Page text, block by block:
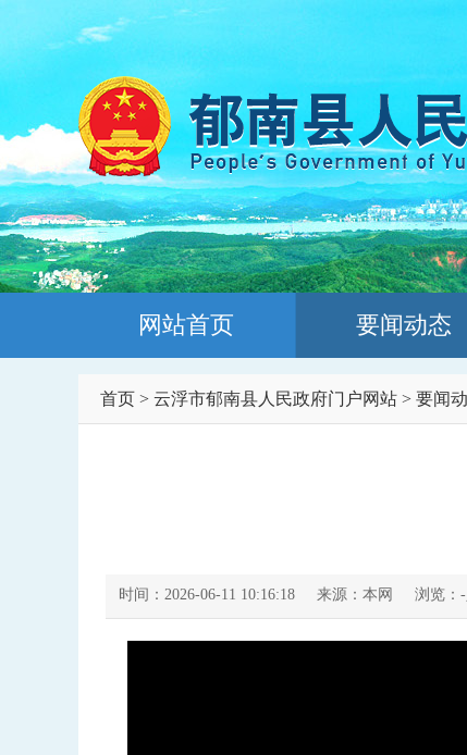
网站首页 要闻动态
首页 > 云浮市郁南县人民政府门户网站 > 要闻
时间：2026-06-11 10:16:18 来源：本网 浏览： -